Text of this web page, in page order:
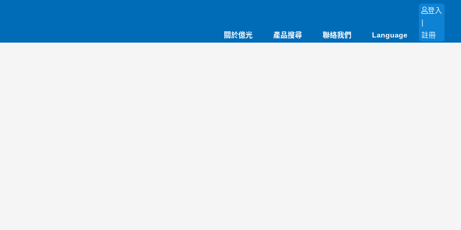
關於億光 產品搜尋 聯絡我們 Language
登入
|
註冊